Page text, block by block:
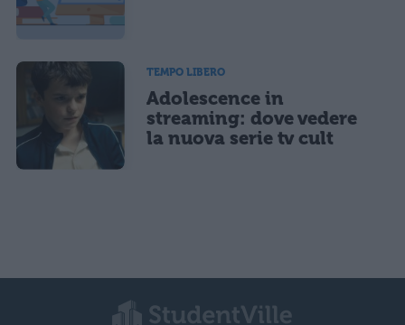
TEMPO LIBERO
Adolescence in
streaming: dove vedere
la nuova serie tv cult